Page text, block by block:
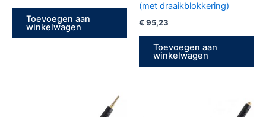
Toevoegen aan
winkelwagen
(met draaikblokkering)
€ 95,23
Toevoegen aan
winkelwagen